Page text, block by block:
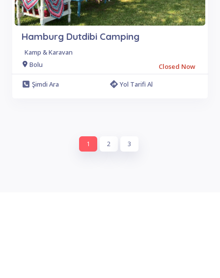
Hamburg Dutdibi Camping
Kamp & Karavan
Bolu
Closed Now
Şimdi Ara
Yol Tarifi Al
1 2 3